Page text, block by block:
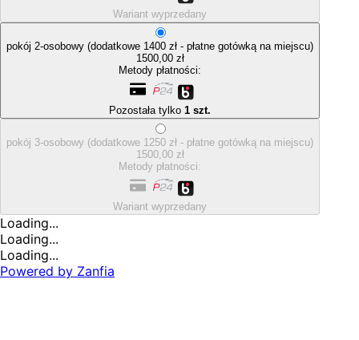
Wariant wyprzedany
pokój 2-osobowy (dodatkowe 1400 zł - płatne gotówką na miejscu)
1500,00 zł
Metody płatności:
Pozostała tylko 1 szt.
pokój 3-osobowy (dodatkowe 1250 zł - płatne gotówką na miejscu)
1500,00 zł
Metody płatności:
Wariant wyprzedany
Loading...
Loading...
Loading...
Powered by Zanfia